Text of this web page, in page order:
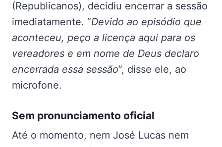
(Republicanos), decidiu encerrar a sessão
imediatamente. “Devido ao episódio que
aconteceu, peço a licença aqui para os
vereadores e em nome de Deus declaro
encerrada essa sessão”, disse ele, ao
microfone.
Sem pronunciamento oficial
Até o momento, nem José Lucas nem